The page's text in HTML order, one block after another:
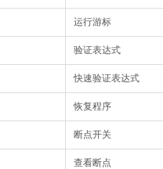
运行游标
验证表达式
快速验证表达式
恢复程序
断点开关
查看断点